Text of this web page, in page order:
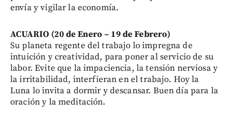
envía y vigilar la economía.
ACUARIO (20 de Enero – 19 de Febrero)
Su planeta regente del trabajo lo impregna de
intuición y creatividad, para poner al servicio de su
labor. Evite que la impaciencia, la tensión nerviosa y
la irritabilidad, interfieran en el trabajo. Hoy la
Luna lo invita a dormir y descansar. Buen día para la
oración y la meditación.